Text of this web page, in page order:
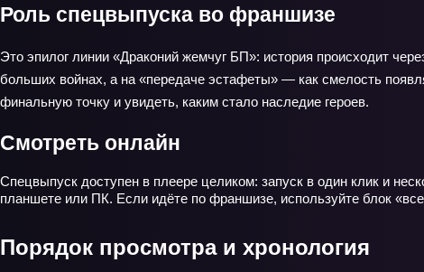
Роль спецвыпуска во франшизе
Это эпилог линии «Драконий жемчуг БП»: история происходит
больших войнах, а на «передаче эстафеты» — как смелость
финальную точку и увидеть, каким стало наследие героев.
Смотреть онлайн
Спецвыпуск доступен в плеере целиком: запуск в один клик и
планшете или ПК. Если идёте по франшизе, используйте блок
Порядок просмотра и хронология